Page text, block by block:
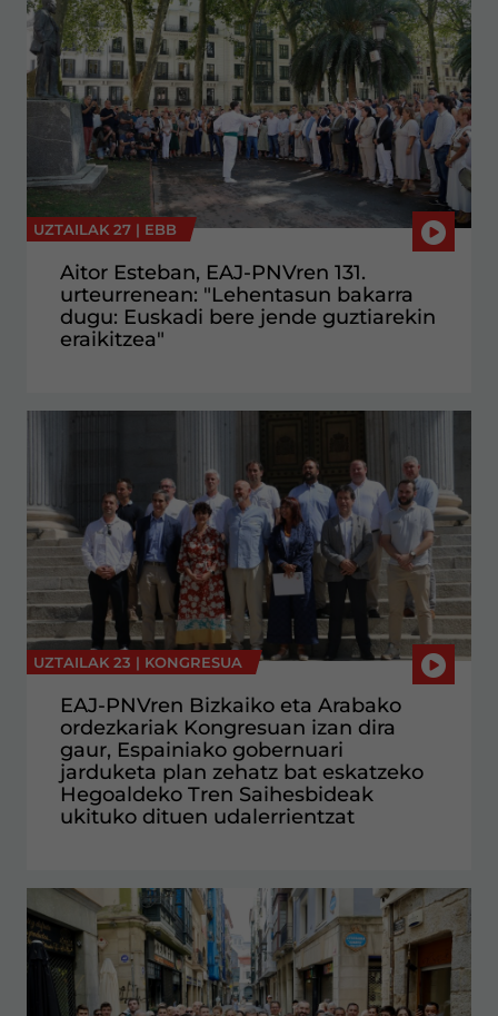
UZTAILAK 27 | EBB
Aitor Esteban, EAJ-PNVren 131.
urteurrenean: "Lehentasun bakarra
dugu: Euskadi bere jende guztiarekin
eraikitzea"
UZTAILAK 23 | KONGRESUA
EAJ-PNVren Bizkaiko eta Arabako
ordezkariak Kongresuan izan dira
gaur, Espainiako gobernuari
jarduketa plan zehatz bat eskatzeko
Hegoaldeko Tren Saihesbideak
ukituko dituen udalerrientzat